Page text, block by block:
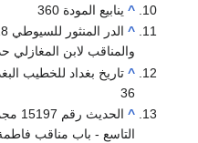
^ ينابيع المودة 360
^
والمناقب لابن المغازلي
^
36
^
التاسع - باب مناقب